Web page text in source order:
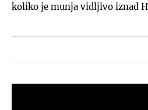
koliko je munja vidljivo iznad